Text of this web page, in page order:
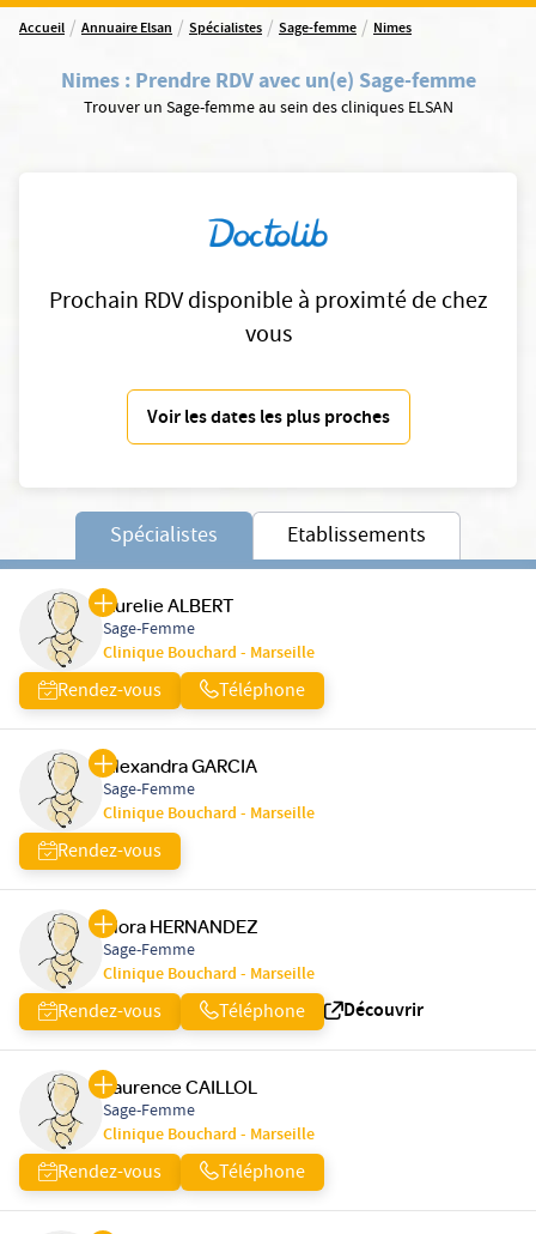
Accueil / Annuaire Elsan / Spécialistes / Sage-femme / Nimes
Nimes: Prendre RDV avec un(e) Sage-femme
Trouver un Sage-femme au sein des cliniques ELSAN
Prochain RDV disponible à proximté de chez
vous
Voir les dates les plus proches
Spécialistes Etablissements
Aurelie ALBERT
Sage-Femme
Clinique Bouchard - Marseille
Rendez-vous Téléphone
Alexandra GARCIA
Sage-Femme
Clinique Bouchard - Marseille
Rendez-vous
Flora HERNANDEZ
Sage-Femme
Clinique Bouchard - Marseille
Rendez-vous Téléphone Découvrir
Laurence CAILLOL
Sage-Femme
Clinique Bouchard - Marseille
Rendez-vous Téléphone